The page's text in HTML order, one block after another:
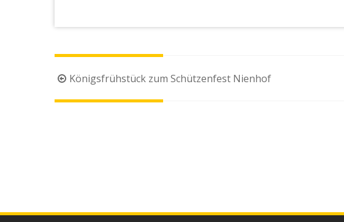
Beitragsnavigation
Königsfrühstück zum Schützenfest Nienhof